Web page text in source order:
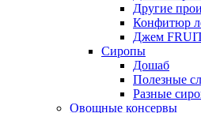
Другие
Конфитюр
Джем
Сиропы
Дошаб
Полезные
Разные
Овощные консервы